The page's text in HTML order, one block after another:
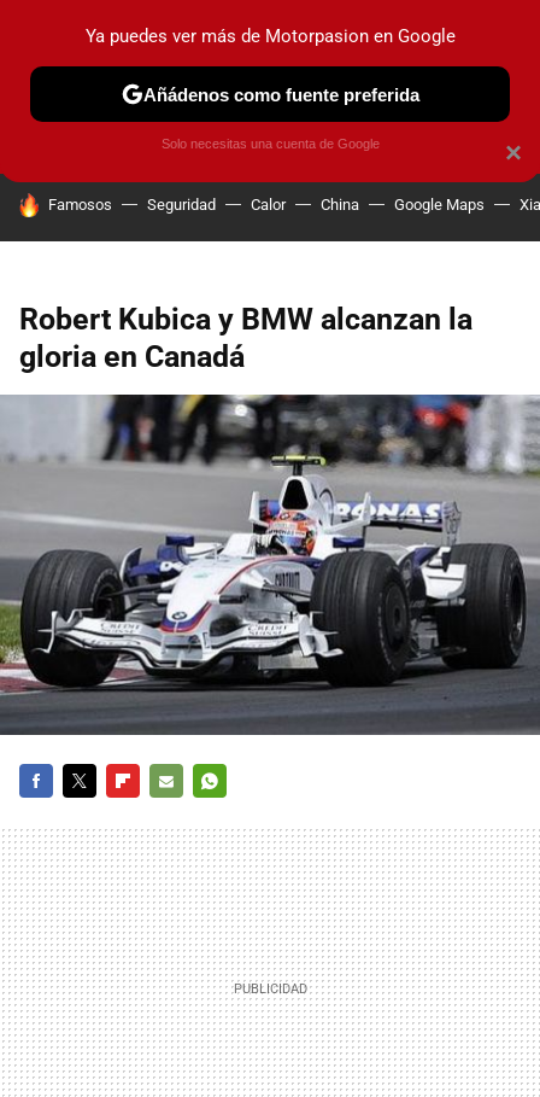
PRUEBAS COCHES ELÉCTRICOS OBSERVATORIO
HOY SE HABLA DE
Famosos Seguridad Calor China Google Maps
Robert Kubica y BMW alcanzan la
gloria en Canadá
MAIL
×
Ya puedes ver más de Motorpasion en Google
Añádenos como fuente preferida
Solo necesitas una cuenta de Google